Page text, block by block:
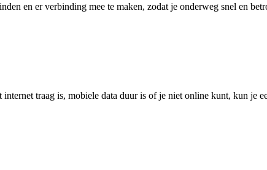
en er verbinding mee te maken, zodat je onderweg snel en
traag is, mobiele data duur is of je niet online kunt, kun je